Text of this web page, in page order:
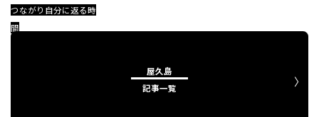
つながり自分に返る時
間
屋久島
記事一覧